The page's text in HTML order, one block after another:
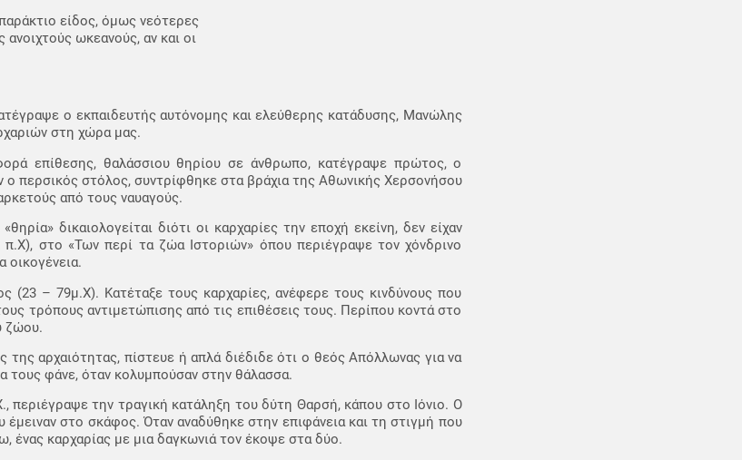
είδος, όμως νεότερες
ωκεανούς, αν και οι
ο εκπαιδευτής αυτόνομης και ελεύθερης κατάδυσης, Μανώλης
στη χώρα μας.
επίθεσης, θαλάσσιου θηρίου σε άνθρωπο, κατέγραψε πρώτος, ο
περσικός στόλος, συντρίφθηκε στα βράχια της Αθωνικής Χερσονήσου
από τους ναυαγούς.
δικαιολογείται διότι οι καρχαρίες την εποχή εκείνη, δεν είχαν
στο «Των περί τα ζώα Ιστοριών» όπου περιέγραψε τον χόνδρινο
οικογένεια.
(23 – 79μ.Χ). Κατέταξε τους καρχαρίες, ανέφερε τους κινδύνους που
τρόπους αντιμετώπισης από τις επιθέσεις τους. Περίπου κοντά στο
ζώου.
αρχαιότητας, πίστευε ή απλά διέδιδε ότι ο θεός Απόλλωνας για να
τους φάνε, όταν κολυμπούσαν στην θάλασσα.
περιέγραψε την τραγική κατάληξη του δύτη Θαρσή, κάπου στο Ιόνιο. Ο
στο σκάφος. Όταν αναδύθηκε στην επιφάνεια και τη στιγμή που
ένας καρχαρίας με μια δαγκωνιά τον έκοψε στα δύο.